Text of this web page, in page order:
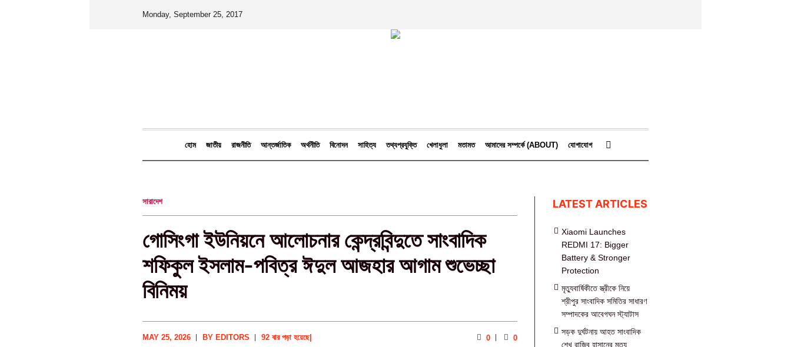
Monday, September 25, 2017
হোম জাতীয় রাজনীতি আন্তর্জাতিক অর্থনীতি বিনোদন সাহিত্য তথ্যপ্রযুক্তি খেলাধুলা মতামত আমাদের সম্পর্কে (ABOUT) যোগাযোগ
সারাদেশ
‎গোসিংগা ইউনিয়নে আলোচনার কেন্দ্রবিন্দুতে সাংবাদিক
শফিকুল ইসলাম-পবিত্র ঈদুল আজহার আগাম শুভেচ্ছা
বিনিময়
MAY 25, 2026 BY EDITORS |
92 বার পড়া হয়েছে 0 0
LATEST ARTICLES
Xiaomi Launches
REDMI 17: Bigger
Battery & Stronger
Protection
মৃত্যুবার্ষিকীতে স্ত্রীকে নিয়ে
শ্রীপুর সাংবাদিক সমিতির সাধারণ
সম্পাদকের আবেগঘন স্ট্যাটাস
সড়ক দুর্ঘটনায় আহত সাংবাদিক
শেখ রাজিব হাসানের মৃত্যু